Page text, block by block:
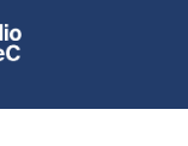
en vivo